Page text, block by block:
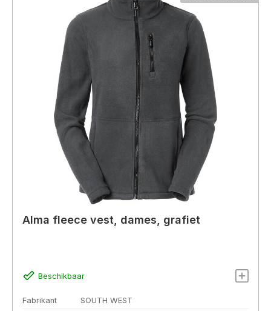
Alma fleece vest, dames, grafiet
Beschikbaar
Fabrikant
SOUTH WEST